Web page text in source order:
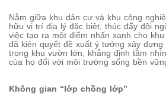
Nằm giữa khu dân cư và khu công
hữu vị trí địa lý đặc biệt, thúc đẩy đội
việc tạo ra một điểm nhấn xanh cho
đã kiên quyết đề xuất ý tưởng xây
trong khu vườn lớn, khẳng định tầm
của họ đối với môi trường sống bền
Không gian “lớp chồng lớp”